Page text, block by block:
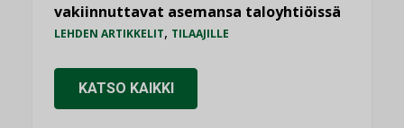
vakiinnuttavat asemansa taloyhtiöissä
LEHDEN ARTIKKELIT, TILAAJILLE
KATSO KAIKKI